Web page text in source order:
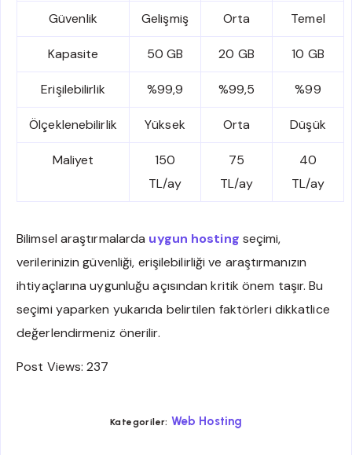
Güvenlik Gelişmiş Orta Temel
Kapasite 50 GB 20 GB 10 GB
Erişilebilirlik %99,9 %99,5 %99
Ölçeklenebilirlik Yüksek Orta Düşük
Maliyet
150
TL/ay
75
TL/ay
40
TL/ay
Bilimsel araştırmalarda uygun hosting seçimi,
verilerinizin güvenliği, erişilebilirliği ve araştırmanızın
ihtiyaçlarına uygunluğu açısından kritik önem taşır. Bu
seçimi yaparken yukarıda belirtilen faktörleri dikkatlice
değerlendirmeniz önerilir.
Post Views: 237
Kategoriler: Web Hosting